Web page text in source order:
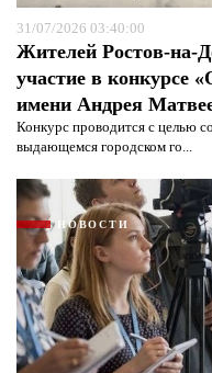
31/07/2026 03:40:00
Жителей Ростов-на-
участие в конкурсе
имени Андрея
Конкурс проводится с целью
выдающемся городском го...
НОВОСТИ
Я согласен с
защиты
Я согласен с
защиты